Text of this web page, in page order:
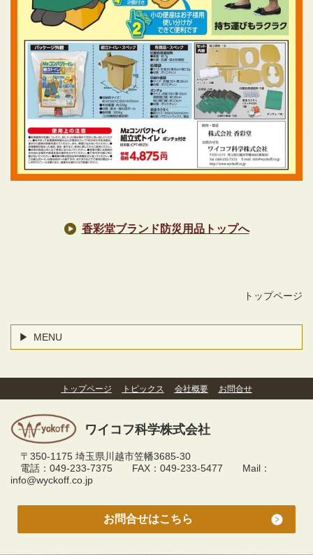
香彩堂ブランド防災用品トップへ
トップページ
MENU
トップページ トピックス 会社概要 お問合せ
ワイコフ科学株式会社
〒350-1175 埼玉県川越市笠幡3685-30
電話：049-233-7375 FAX：049-233-5477 Mail：
info@wyckoff.co.jp
お問合せはこちら